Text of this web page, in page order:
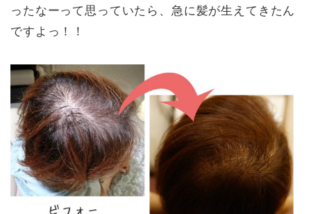
ったなーって思っていたら、急に髪が生えてきたん
ですよっ！！